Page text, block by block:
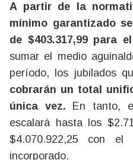
A partir de la
mínimo garantizado
de $403.317,99 para
sumar el medio
período, los jubilados
cobrarán un total
única vez. En tanto,
escalará hasta los
$4.070.922,25 con el
incorporado.